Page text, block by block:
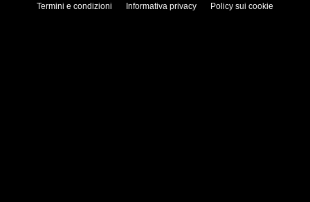
Termini e condizioni Informativa privacy Policy sui cookie